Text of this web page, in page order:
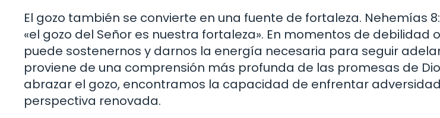
El gozo también se convierte en una fuente de fortaleza. Nehemías
«el gozo del Señor es nuestra fortaleza». En momentos de debilidad
puede sostenernos y darnos la energía necesaria para seguir
proviene de una comprensión más profunda de las promesas de
abrazar el gozo, encontramos la capacidad de enfrentar
perspectiva renovada.